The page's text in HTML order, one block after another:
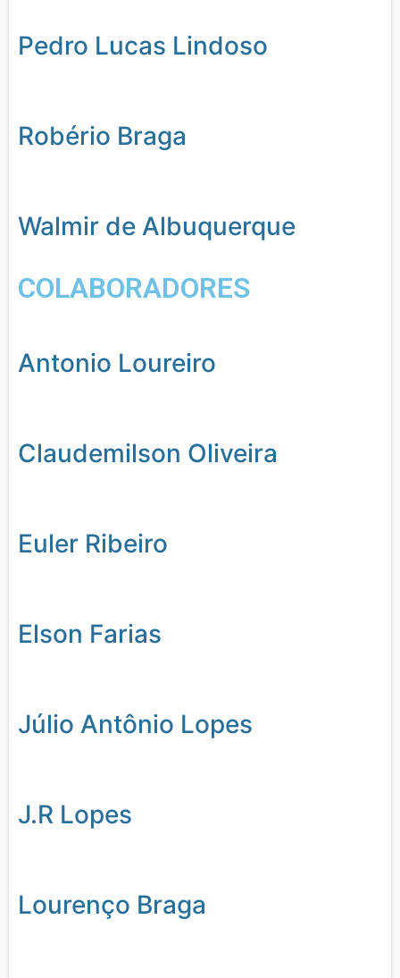
Pedro Lucas Lindoso
Robério Braga
Walmir de Albuquerque
COLABORADORES
Antonio Loureiro
Claudemilson Oliveira
Euler Ribeiro
Elson Farias
Júlio Antônio Lopes
J.R Lopes
Lourenço Braga